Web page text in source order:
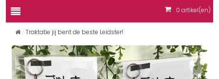
0 artikel(en)
Traktatie jij bent de beste Leidster!